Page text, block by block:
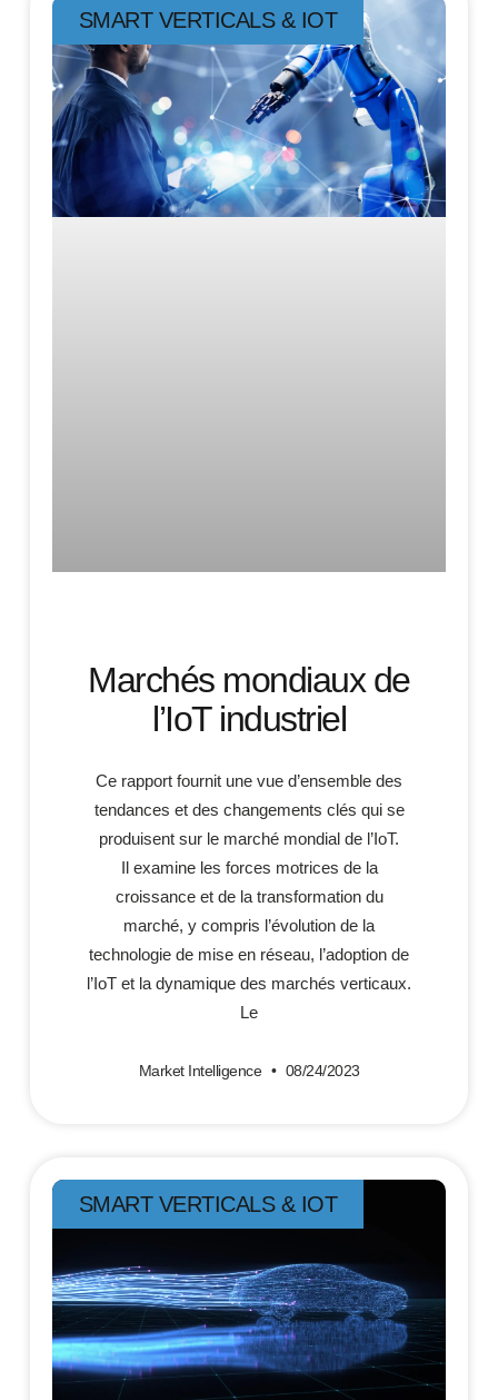
SMART VERTICALS & IOT
Marchés mondiaux de
l’IoT industriel
Ce rapport fournit une vue d’ensemble des
tendances et des changements clés qui se
produisent sur le marché mondial de l’IoT.
Il examine les forces motrices de la
croissance et de la transformation du
marché, y compris l’évolution de la
technologie de mise en réseau, l’adoption de
l’IoT et la dynamique des marchés verticaux.
Le
Market Intelligence 08/24/2023
SMART VERTICALS & IOT